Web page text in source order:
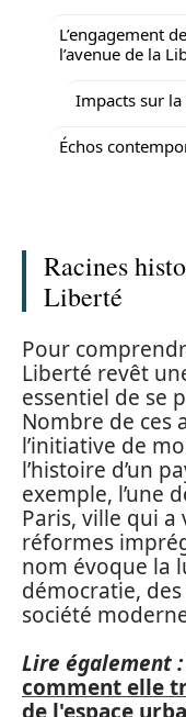
L’engagement
l’avenue de la
Impacts sur la
Échos
Racines
Liberté
Pour
Liberté revêt
essentiel de se
Nombre de ces
l’initiative de
l’histoire d’un
exemple, l’une
Paris, ville qui
réformes
nom évoque la
démocratie,
société
Lire également :
comment elle